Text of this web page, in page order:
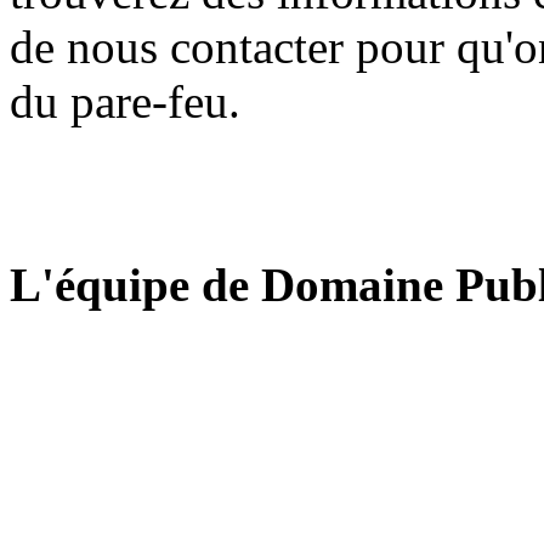
de nous contacter pour
du pare-feu.
L'équipe de Domaine